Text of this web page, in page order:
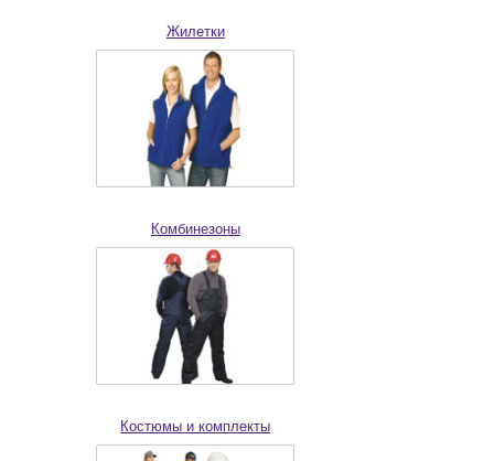
Жилетки
Комбинезоны
Костюмы и комплекты